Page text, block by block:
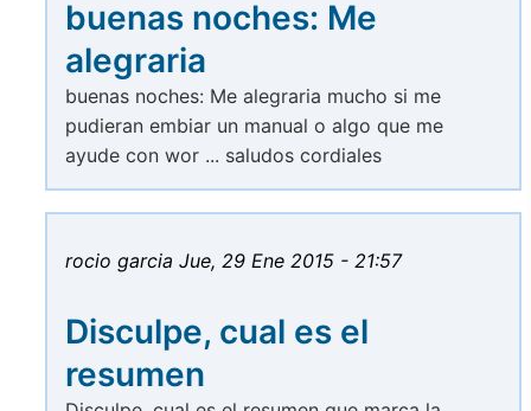
buenas noches: Me
alegraria
buenas noches: Me alegraria mucho si me
pudieran embiar un manual o algo que me
ayude con wor ... saludos cordiales
rocio garcia Jue, 29 Ene 2015 - 21:57
Disculpe, cual es el
resumen